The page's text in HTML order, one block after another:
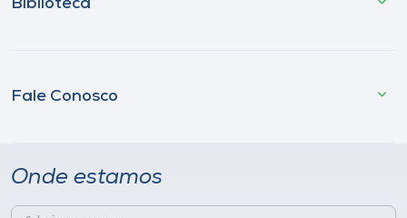
Biblioteca
Fale Conosco
Onde estamos